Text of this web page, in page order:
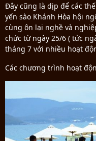
Đây cũng là dịp để các
yến sào Khánh Hòa hội
cùng ôn lại nghề và
chức từ ngày 25/6 ( tức
tháng 7 với nhiều hoạt
Các chương trình hoạt